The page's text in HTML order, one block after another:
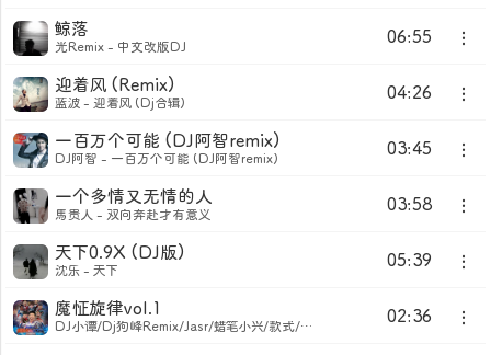
06:55
鲸落
光Remix - 中文改版DJ
04:26
迎着风 (Remix)
蓝波 - 迎着风 (Dj合辑)
03:45
一百万个可能 (DJ阿智remix)
DJ阿智 - 一百万个可能 (DJ阿智remix)
03:58
一个多情又无情的人
馬贵人 - 双向奔赴才有意义
05:39
天下0.9X (DJ版)
沈乐 - 天下
02:36
魔怔旋律vol.1
DJ小谭/Dj狗峰Remix/Jasr/蜡笔小兴/款式/DJ小夜/Dj 普先森/Dj小裕Remix/DJ亨利/xiaoKK/心病 - 高级旋律